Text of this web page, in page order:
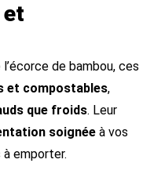
de bambou, ces
et compostables,
que froids. Leur
soignée à vos
emporter.